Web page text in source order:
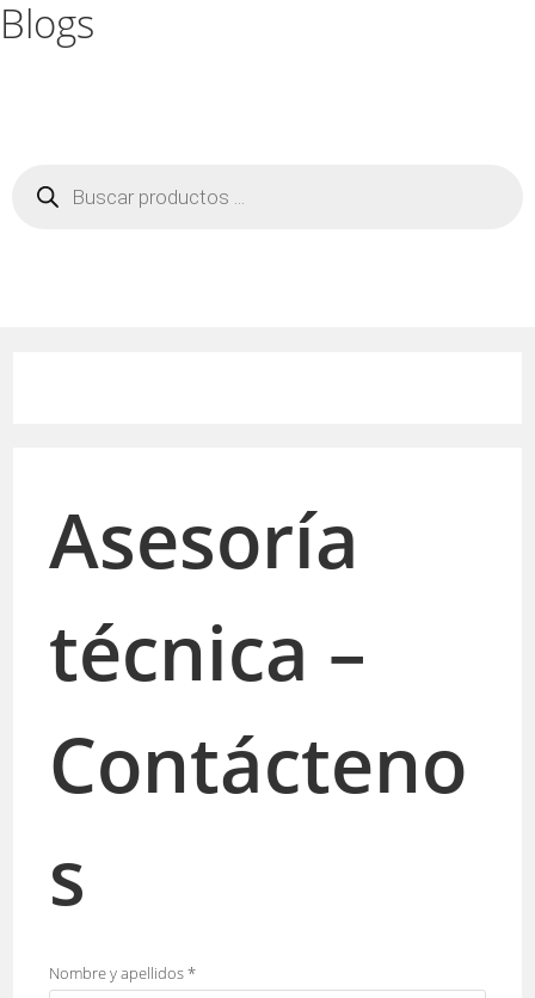
Blogs
Asesoría
técnica –
Contácteno
s
Nombre y apellidos*